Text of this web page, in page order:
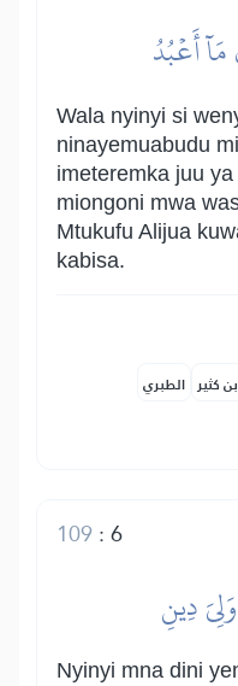
أَعۡبُدُ
Wala nyinyi si
ninayemuabudu
imeteremka juu
miongoni mwa
Mtukufu Alijua
kabisa.
كثير الطبري
6
:
109
دِينِ
Nyinyi mna dini